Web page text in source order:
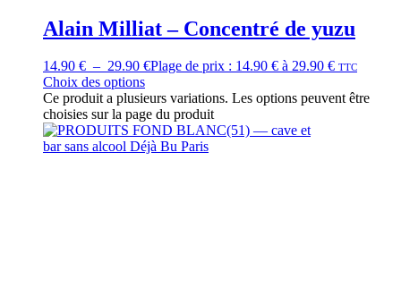
Alain Milliat – Concentré de yuzu
14.90 € – 29.90 €Plage de prix : 14.90 € à 29.90 € TTC
Choix des options
Ce produit a plusieurs variations. Les options peuvent être
choisies sur la page du produit